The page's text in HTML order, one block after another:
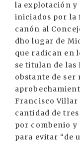
la explotación
iniciados por la
canón al
dho lugar de
que radican en
se titulan de las
obstante de ser
Francisco Villar
cantidad de
por combenio y
para evitar “de